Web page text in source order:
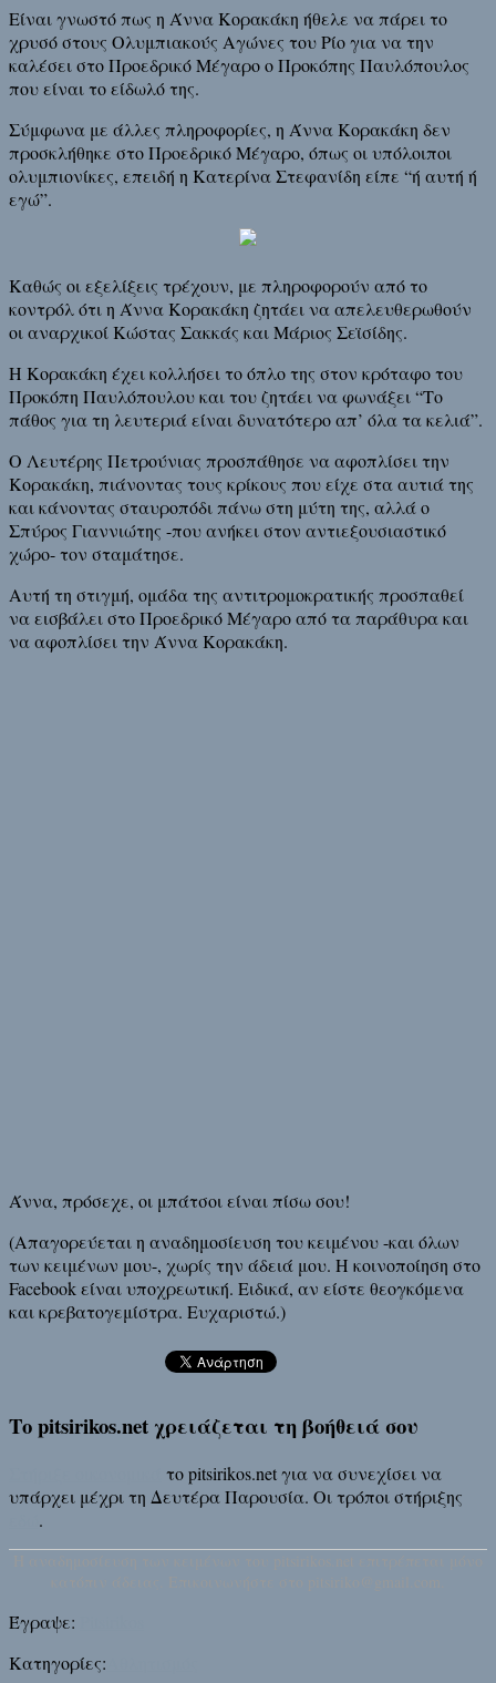
Είναι γνωστό πως η Άννα Κορακάκη ήθελε να πάρει το
χρυσό στους Ολυμπιακούς Αγώνες του Ρίο για να την
καλέσει στο Προεδρικό Μέγαρο ο Προκόπης Παυλόπουλος
που είναι το είδωλό της.
Σύμφωνα με άλλες πληροφορίες, η Άννα Κορακάκη δεν
προσκλήθηκε στο Προεδρικό Μέγαρο, όπως οι υπόλοιποι
ολυμπιονίκες, επειδή η Κατερίνα Στεφανίδη είπε “ή αυτή ή
εγώ”.
Καθώς οι εξελίξεις τρέχουν, με πληροφορούν από το
κοντρόλ ότι η Άννα Κορακάκη ζητάει να απελευθερωθούν
οι αναρχικοί Κώστας Σακκάς και Μάριος Σεϊσίδης.
Η Κορακάκη έχει κολλήσει το όπλο της στον κρόταφο του
Προκόπη Παυλόπουλου και του ζητάει να φωνάξει “Το
πάθος για τη λευτεριά είναι δυνατότερο απ’ όλα τα κελιά”.
Ο Λευτέρης Πετρούνιας προσπάθησε να αφοπλίσει την
Κορακάκη, πιάνοντας τους κρίκους που είχε στα αυτιά της
και κάνοντας σταυροπόδι πάνω στη μύτη της, αλλά ο
Σπύρος Γιαννιώτης -που ανήκει στον αντιεξουσιαστικό
χώρο- τον σταμάτησε.
Αυτή τη στιγμή, ομάδα της αντιτρομοκρατικής προσπαθεί
να εισβάλει στο Προεδρικό Μέγαρο από τα παράθυρα και
να αφοπλίσει την Άννα Κορακάκη.
Άννα, πρόσεχε, οι μπάτσοι είναι πίσω σου!
(Απαγορεύεται η αναδημοσίευση του κειμένου -και όλων
των κειμένων μου-, χωρίς την άδειά μου. Η κοινοποίηση στο
Facebook είναι υποχρεωτική. Ειδικά, αν είστε θεογκόμενα
και κρεβατογεμίστρα. Ευχαριστώ.)
Το pitsirikos.net χρειάζεται τη βοήθειά σου
το pitsirikos.net για να συνεχίσει να
υπάρχει μέχρι τη Δευτέρα Παρουσία. Οι τρόποι στήριξης
.
Έγραψε:
Κατηγορίες: